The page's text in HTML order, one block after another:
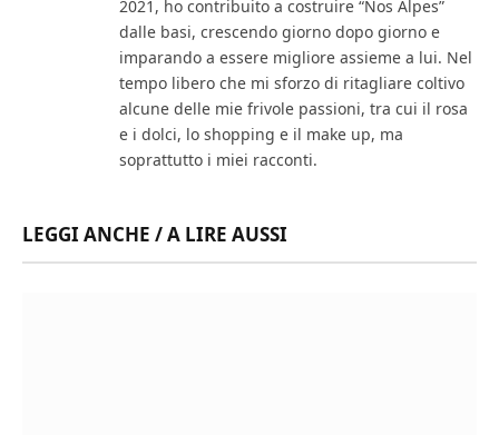
2021, ho contribuito a costruire “Nos Alpes”
dalle basi, crescendo giorno dopo giorno e
imparando a essere migliore assieme a lui. Nel
tempo libero che mi sforzo di ritagliare coltivo
alcune delle mie frivole passioni, tra cui il rosa
e i dolci, lo shopping e il make up, ma
soprattutto i miei racconti.
LEGGI ANCHE / A LIRE AUSSI